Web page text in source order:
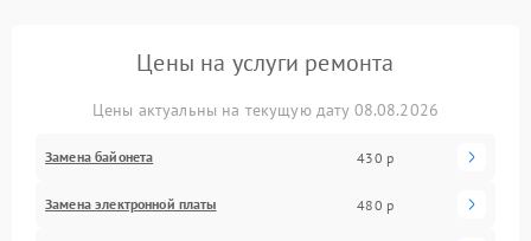
Цены на услуги ремонта
Цены актуальны на текущую дату 08.08.2026
Замена байонета 430 р
Замена электронной платы 480 р